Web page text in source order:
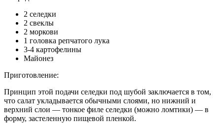
2 селедки
2 свеклы
2 моркови
1 головка репчатого лука
3-4 картофелины
Майонез
Приготовление:
Принцип этой подачи селедки под шубой заключается в том,
что салат укладывается обычными слоями, но нижний и
верхний слои — тонкое филе селедки (можно ломтики) — в
форму, застеленную пищевой пленкой.